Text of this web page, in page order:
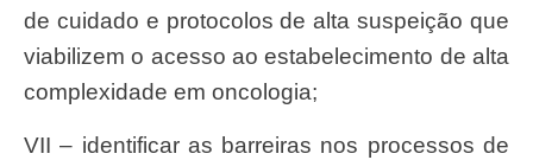
de cuidado e protocolos de alta suspeição que
viabilizem o acesso ao estabelecimento de alta
complexidade em oncologia;
VII – identificar as barreiras nos processos de